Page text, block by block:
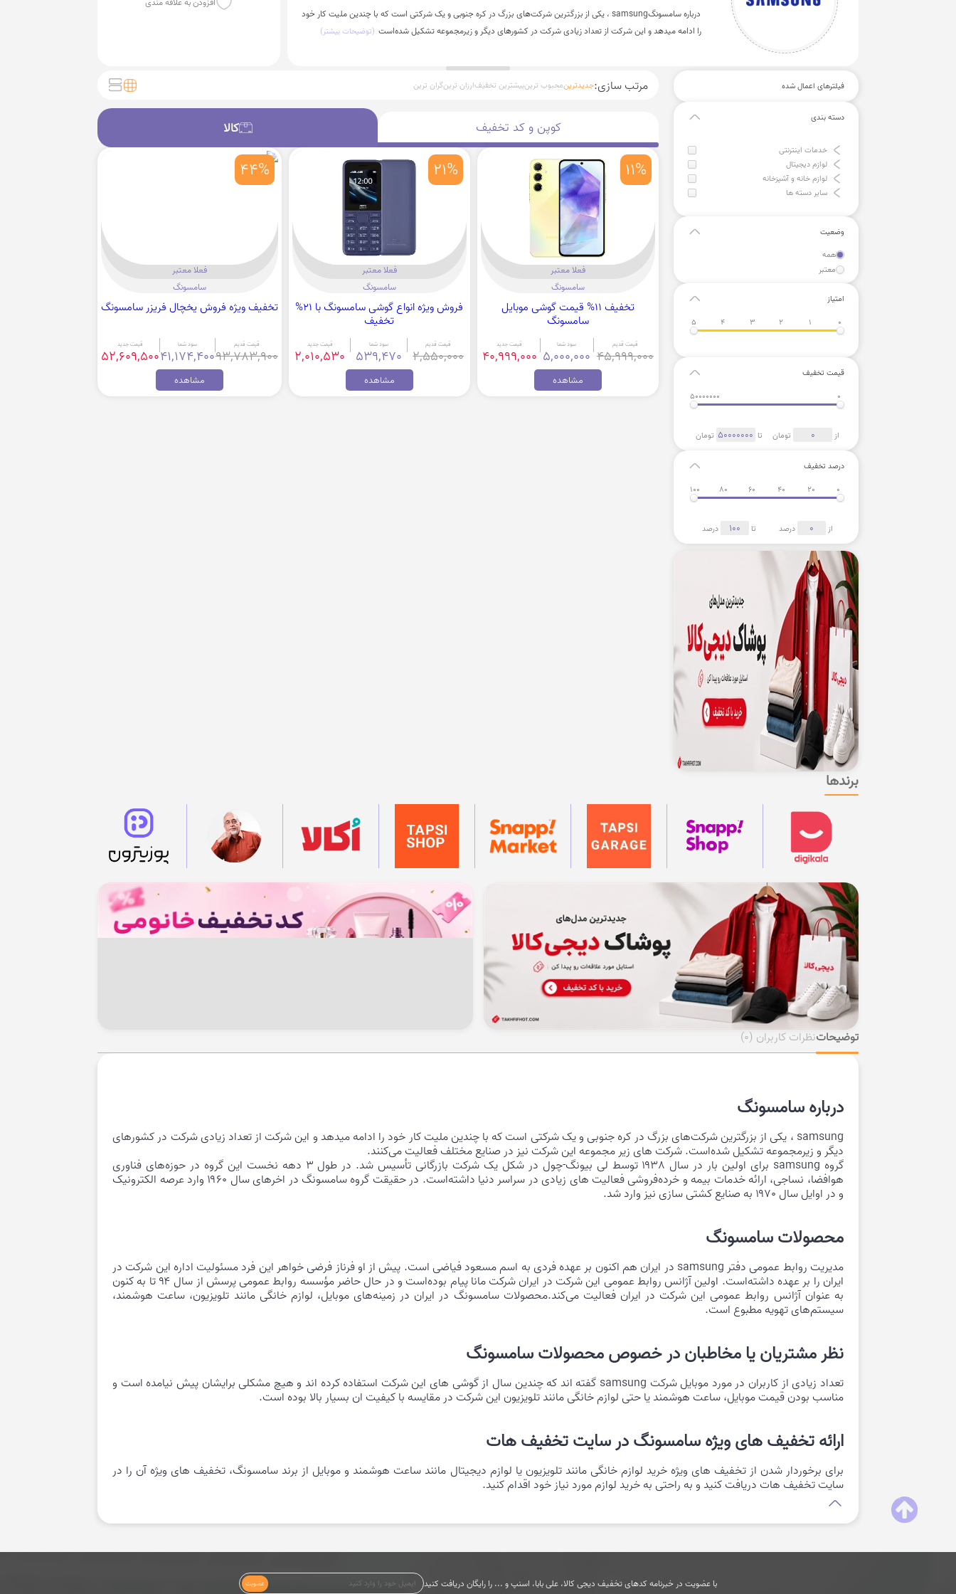
درباره سامسونگsamsung ، یکی از بزرگترین شرکت‌های بزرگ در کره جنوبی و یک شرکتی است که با چندین ملیت کار خود
را ادامه میدهد و این شرکت از تعداد زیادی شرکت در کشورهای دیگر و زیرمجموعه تشکیل شده‌است (توضیحات بیشتر)
افزودن به علاقه مندی
فیلترهای اعمال شده
دسته بندی
خدمات اینترنتی
لوازم دیجیتال
لوازم خانه و آشپزخانه
سایر دسته ها
وضعیت
همه
معتبر
امتیاز
0
1
2
3
4
5
قیمت تخفیف
0
50000000
از تومان تا تومان
درصد تخفیف
0
20
40
60
80
100
از درصد تا درصد
مرتب سازی:جدیدترینمحبوب ترینبیشترین تخفیفارزان ترینگران ترین
کوپن و کد تخفیف کالاکالا
11%
فعلا معتبر
سامسونگ
تخفیف 11% قیمت گوشی موبایل
سامسونگ
قیمت قدیم
45,999,000
سود شما
5,000,000
قیمت جدید
40,999,000
مشاهده
21%
فعلا معتبر
سامسونگ
فروش ویژه انواع گوشی سامسونگ با 21%
تخفیف
قیمت قدیم
2,550,000
سود شما
539,470
قیمت جدید
2,010,530
مشاهده
44%
فعلا معتبر
سامسونگ
تخفیف ویژه فروش یخچال فریزر سامسونگ
قیمت قدیم
93,783,900
سود شما
41,174,400
قیمت جدید
52,609,500
مشاهده
برندها
توضیحاتنظرات کاربران (0)
درباره سامسونگ
samsung ، یکی از بزرگترین شرکت‌های بزرگ در کره جنوبی و یک شرکتی است که با چندین ملیت کار خود را ادامه میدهد و این شرکت از تعداد زیادی شرکت در کشورهای
دیگر و زیرمجموعه تشکیل شده‌است. شرکت ‌های زیر مجموعه این شرکت نیز در صنایع مختلف فعالیت می‌کنند.
گروه samsung برای اولین بار در سال ۱۹۳۸ توسط لی بیونگ-چول در شکل یک شرکت بازرگانی تأسیس شد. در طول ۳ دهه نخست این گروه در حوزه‌های فناوری
هوافضا، نساجی، ارائه خدمات بیمه و خرده‌فروشی فعالیت های زیادی در سراسر دنیا داشته‌است. در حقیقت گروه سامسونگ در اخرهای سال ۱۹۶۰ وارد عرصه الکترونیک
و در اوایل سال ۱۹۷۰ به صنایع کشتی‌ سازی نیز وارد شد.
محصولات سامسونگ
مدیریت روابط عمومی دفتر samsung در ایران هم اکنون بر عهده فردی به اسم مسعود فیاضی است. پیش از او فرناز فرضی خواهر این فرد مسئولیت اداره این شرکت در
ایران را بر عهده داشته‌است. اولین آژانس روابط عمومی این شرکت در ایران شرکت مانا پیام بوده‌است و در حال حاضر مؤسسه روابط عمومی پرسش از سال ۹۴ تا به کنون
به عنوان آژانس روابط عمومی این شرکت در ایران فعالیت می‌کند.محصولات سامسونگ در ایران در زمینه‌های موبایل، لوازم خانگی مانند تلویزیون، ساعت هوشمند،
سیستم‌های تهویه مطبوع است.
نظر مشتریان یا مخاطبان در خصوص محصولات سامسونگ
تعداد زیادی از کاربران در مورد موبایل شرکت samsung گفته اند که چندین سال از گوشی های این شرکت استفاده کرده اند و هیچ مشکلی برایشان پیش نیامده است و
مناسب بودن قیمت موبایل، ساعت هوشمند یا حتی لوازم خانگی مانند تلویزیون این شرکت در مقایسه با کیفیت ان بسیار بالا بوده است.
ارائه تخفیف های ویژه سامسونگ در سایت تخفیف هات
برای برخوردار شدن از تخفیف های ویژه خرید لوازم خانگی مانند تلویزیون یا لوازم دیجیتال مانند ساعت هوشمند و موبایل از برند سامسونگ، تخفیف های ویژه آن را در
سایت تخفیف هات دریافت کنید و به راحتی به خرید لوازم مورد نیاز خود اقدام کنید.
با عضویت در خبرنامه کدهای تخفیف دیجی کالا، علی بابا، اسنپ و ... را رایگان دریافت کنید عضویت